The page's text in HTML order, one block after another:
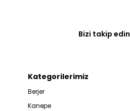
Bizi takip edin
Kategorilerimiz
Berjer
Kanepe